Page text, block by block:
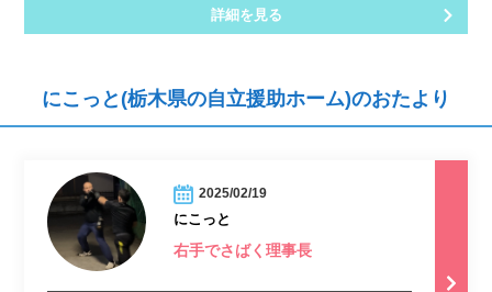
詳細を見る
にこっと(栃木県の自立援助ホーム)のおたより
2025/02/19
にこっと
右手でさばく理事長